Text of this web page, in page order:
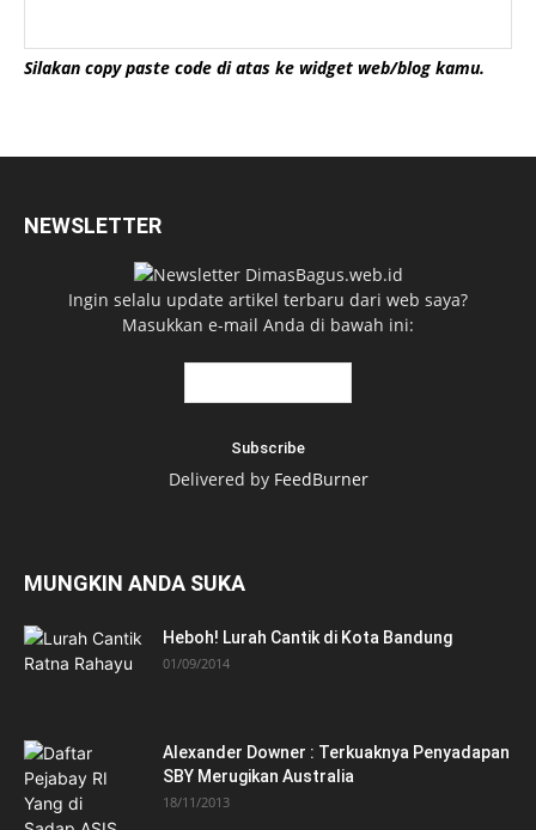
Silakan copy paste code di atas ke widget web/blog kamu.
NEWSLETTER
Ingin selalu update artikel terbaru dari web saya?
Masukkan e-mail Anda di bawah ini:
Delivered by FeedBurner
MUNGKIN ANDA SUKA
Heboh! Lurah Cantik di Kota Bandung
01/09/2014
Alexander Downer : Terkuaknya Penyadapan
SBY Merugikan Australia
18/11/2013